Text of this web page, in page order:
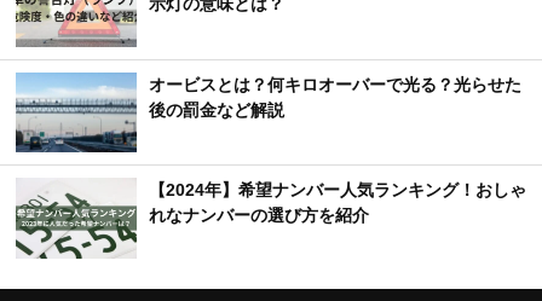
オービスとは？何キロオーバーで光る？光らせた
後の罰金など解説
【2024年】希望ナンバー人気ランキング！おしゃ
れなナンバーの選び方を紹介